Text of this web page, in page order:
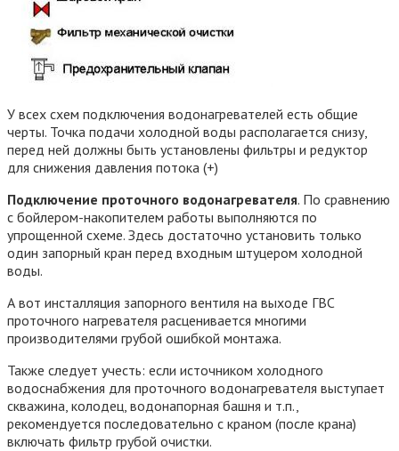
У всех схем подключения водонагревателей есть общие
черты. Точка подачи холодной воды располагается снизу,
перед ней должны быть установлены фильтры и редуктор
для снижения давления потока (+)
Подключение проточного водонагревателя. По сравнению
с бойлером-накопителем работы выполняются по
упрощенной схеме. Здесь достаточно установить только
один запорный кран перед входным штуцером холодной
воды.
А вот инсталляция запорного вентиля на выходе ГВС
проточного нагревателя расценивается многими
производителями грубой ошибкой монтажа.
Также следует учесть: если источником холодного
водоснабжения для проточного водонагревателя выступает
скважина, колодец, водонапорная башня и т.п.,
рекомендуется последовательно с краном (после крана)
включать фильтр грубой очистки.